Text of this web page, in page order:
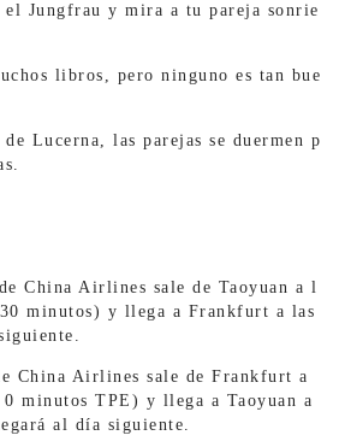
Jungfrau y mira a tu pareja sonrie
libros, pero ninguno es tan bue
Lucerna, las parejas se duermen p
China Airlines sale de Taoyuan a l
minutos) y llega a Frankfurt a las
China Airlines sale de Frankfurt a
minutos TPE) y llega a Taoyuan a
al día siguiente.